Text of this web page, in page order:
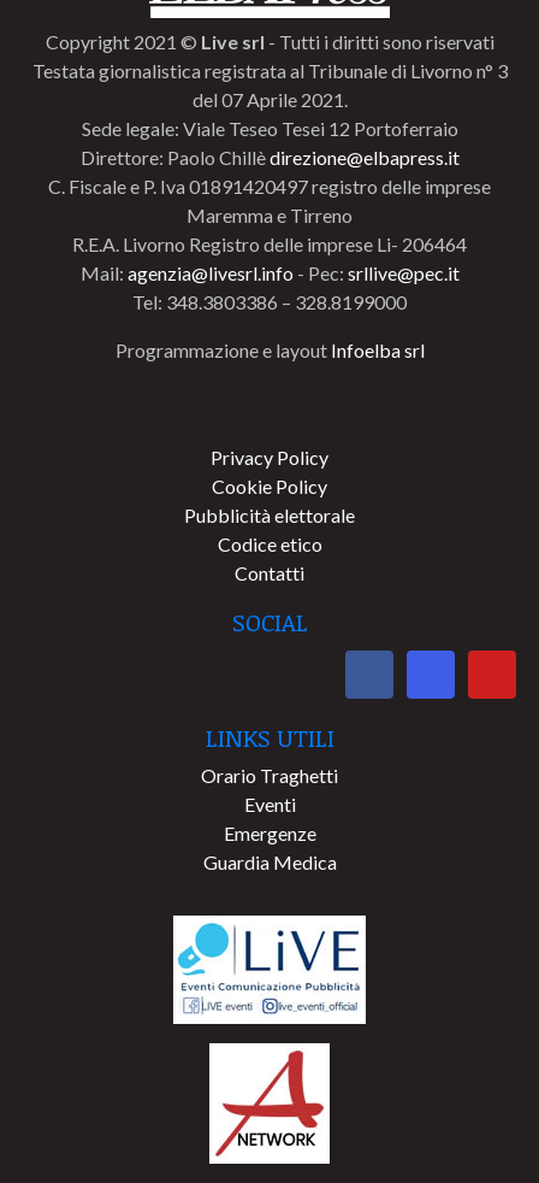
Copyright 2021 © Live srl - Tutti i diritti sono riservati
Testata giornalistica registrata al Tribunale di Livorno n° 3
del 07 Aprile 2021.
Sede legale: Viale Teseo Tesei 12 Portoferraio
Direttore: Paolo Chillèdirezione@elbapress.it
C. Fiscale e P. Iva 01891420497 registro delle imprese
Maremma e Tirreno
R.E.A. Livorno Registro delle imprese Li- 206464
Mail: agenzia@livesrl.info - Pec: srllive@pec.it
Tel: 348.3803386 – 328.8199000
Programmazione e layout Infoelba srl
Privacy Policy
Cookie Policy
Pubblicità elettorale
Codice etico
Contatti
SOCIAL
LINKS UTILI
Orario Traghetti
Eventi
Emergenze
Guardia Medica